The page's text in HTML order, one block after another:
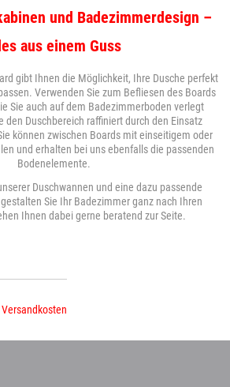
und Badezimmerdesign –
aus einem Guss
gibt Ihnen die Möglichkeit, Ihre Dusche perfekt
Verwenden Sie zum Befliesen des Boards
Sie auch auf dem Badezimmerboden verlegt
den Duschbereich raffiniert durch den Einsatz
können zwischen Boards mit einseitigem oder
und erhalten bei uns ebenfalls die passenden
Bodenelemente.
Duschwannen und eine dazu passende
Sie Ihr Badezimmer ganz nach Ihren
Ihnen dabei gerne beratend zur Seite.
Versandkosten